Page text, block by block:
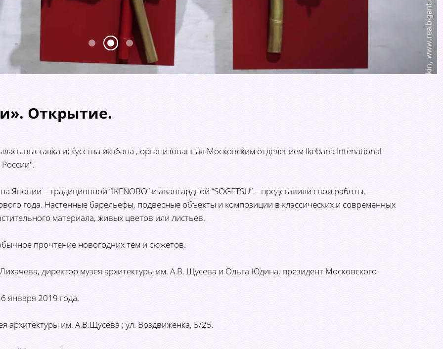
Открытие.
выставка искусства икэбана , организованная Московским отделением Ikebana Intenational
Японии – традиционной “IKENOBO” и авангардной “SOGETSU” – представили свои работы,
года. Настенные барельефы, подвесные объекты и композиции в классических и современных
материала, живых цветов или листьев.
прочтение новогодних тем и сюжетов.
директор музея архитектуры им. А.В. Щусева и Ольга Юдина, президент Московского
января 2019 года.
архитектуры им. А.В.Щусева ; ул. Воздвиженка, 5/25.